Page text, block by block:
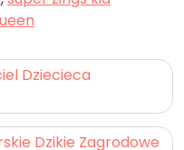
Dziecieca
Dzikie Zagrodowe